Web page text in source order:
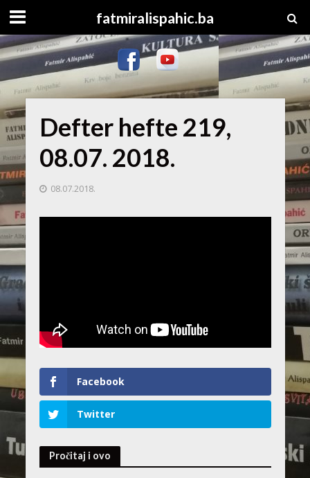
fatmiralispahic.ba
Defter hefte 219,
08.07. 2018.
08.07.2018.
Facebook
Twitter
Pročitaj i ovo